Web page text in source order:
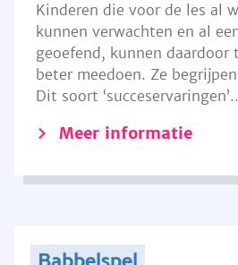
Kinderen die voor de les al
kunnen verwachten en al
geoefend, kunnen daardoor
beter meedoen. Ze
Dit soort
Meer informatie